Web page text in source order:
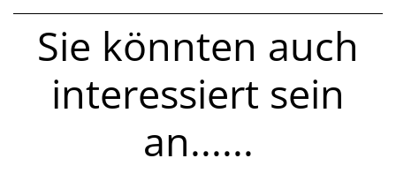
Sie könnten auch
interessiert sein
an......